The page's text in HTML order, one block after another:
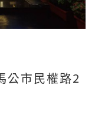
公市民權路2